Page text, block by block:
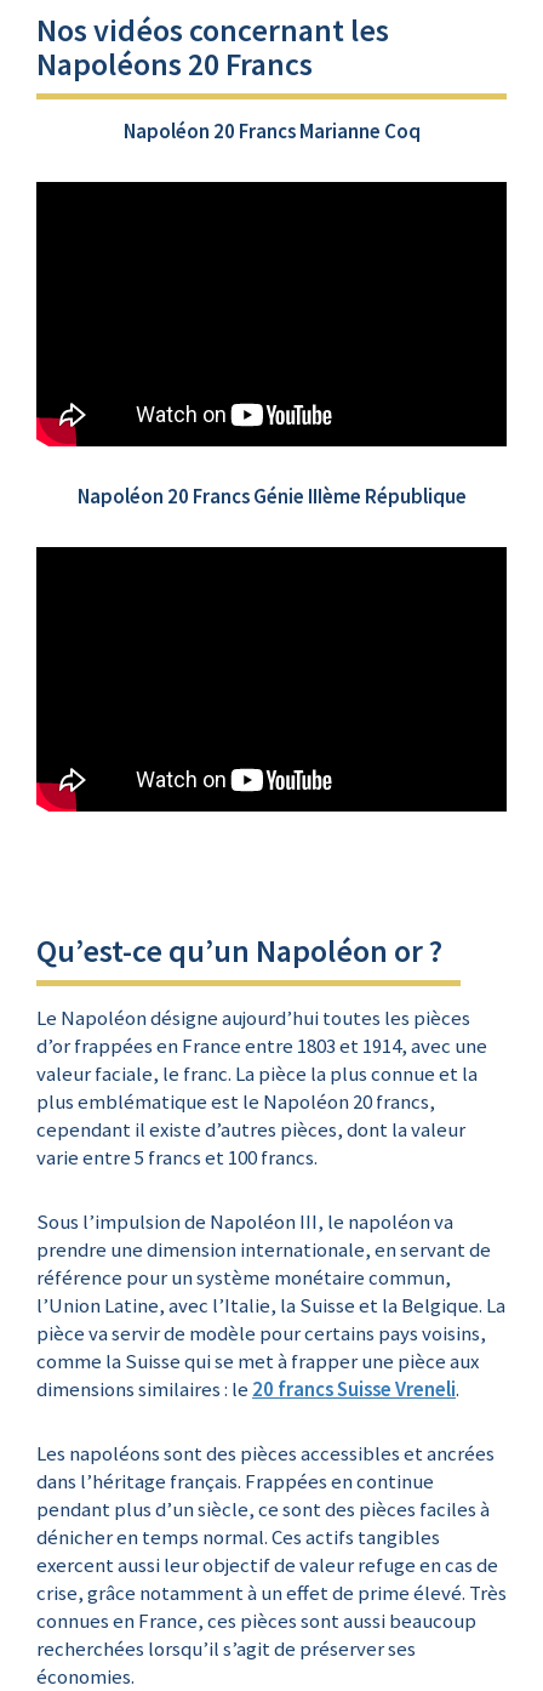
Nos vidéos concernant les
Napoléons 20 Francs
Napoléon 20 Francs Marianne Coq
Napoléon 20 Francs Génie IIIème République
Qu’est-ce qu’un Napoléon or ?
Le Napoléon désigne aujourd’hui toutes les pièces
d’or frappées en France entre 1803 et 1914, avec une
valeur faciale, le franc. La pièce la plus connue et la
plus emblématique est le Napoléon 20 francs,
cependant il existe d’autres pièces, dont la valeur
varie entre 5 francs et 100 francs.
Sous l’impulsion de Napoléon III, le napoléon va
prendre une dimension internationale, en servant de
référence pour un système monétaire commun,
l’Union Latine, avec l’Italie, la Suisse et la Belgique. La
pièce va servir de modèle pour certains pays voisins,
comme la Suisse qui se met à frapper une pièce aux
dimensions similaires : le 20 francs Suisse Vreneli.
Les napoléons sont des pièces accessibles et ancrées
dans l’héritage français. Frappées en continue
pendant plus d’un siècle, ce sont des pièces faciles à
dénicher en temps normal. Ces actifs tangibles
exercent aussi leur objectif de valeur refuge en cas de
crise, grâce notamment à un effet de prime élevé. Très
connues en France, ces pièces sont aussi beaucoup
recherchées lorsqu’il s’agit de préserver ses
économies.